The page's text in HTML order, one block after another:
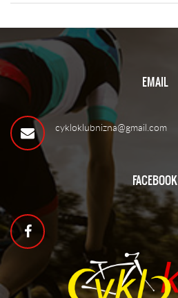
EMAIL
cykloklubnizna@gmail.com
FACEBOOK